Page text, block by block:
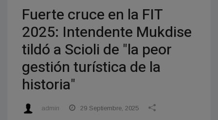
Fuerte cruce en la FIT
2025: Intendente Mukdise
tildó a Scioli de "la peor
gestión turística de la
historia"
admin 29 Septiembre, 2025